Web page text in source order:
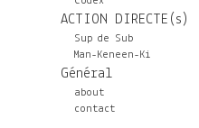
ACTION DIRECTE(s)
Sup de Sub
Man-Keneen-Ki
Général
about
contact